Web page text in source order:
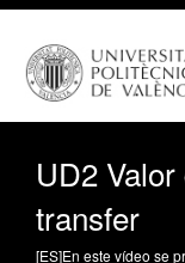
UD2
transfer